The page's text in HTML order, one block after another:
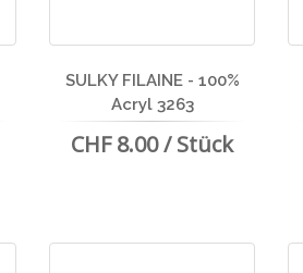
SULKY FILAINE - 100%
Acryl 3263
CHF 8.00 / Stück